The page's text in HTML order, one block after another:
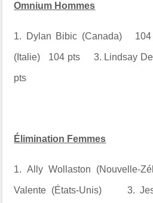
Omnium Hommes
1. Dylan Bibic (Canada)
(Italie) 104 pts 3. Lindsay De
pts
Élimination Femmes
1. Ally Wollaston
Valente (États-Unis) 3.